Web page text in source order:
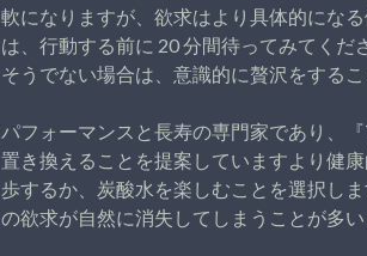
軟になりますが、欲求はより具体的にな
は、行動する前に 20 分間待ってみてくだ
そうでない場合は、意識的に贅沢をするこ
パフォーマンスと長寿の専門家であり、
置き換えることを提案していますより健
歩するか、炭酸水を楽しむことを選択し
の欲求が自然に消失してしまうことが多い